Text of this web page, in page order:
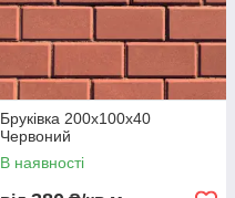
Бруківка 200х100х40
Червоний
В наявності